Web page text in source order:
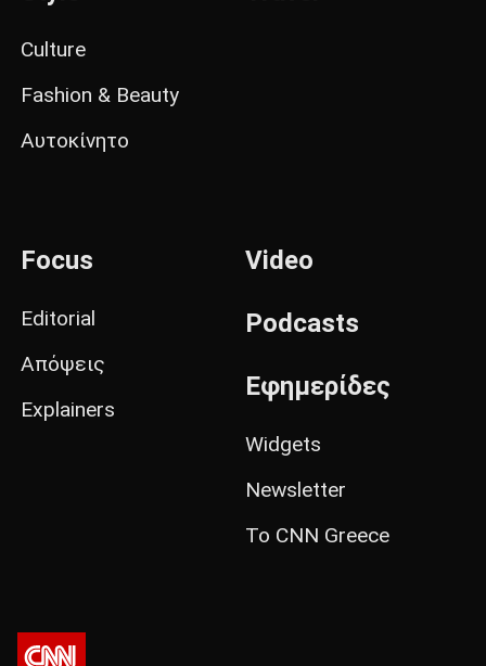
Culture
Fashion & Beauty
Αυτοκίνητο
Focus
Editorial
Απόψεις
Explainers
Video
Podcasts
Εφημερίδες
Widgets
Newsletter
Το CNN Greece